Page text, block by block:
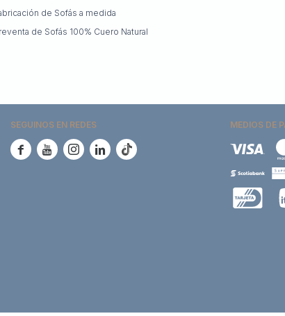
de Sofás a medida
de Sofás 100% Cuero Natural
SEGUINOS EN REDES
    
MEDIOS DE